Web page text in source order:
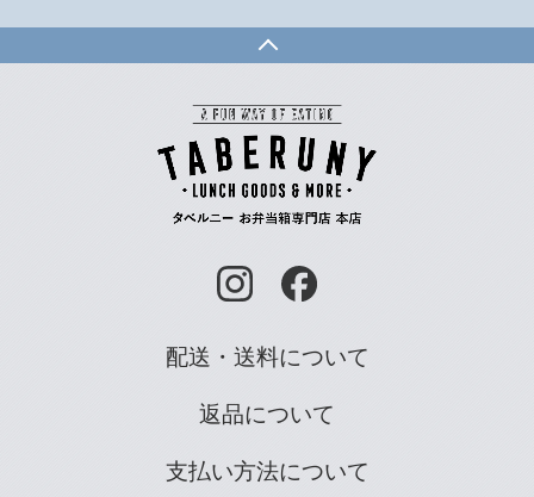
配送・送料について
返品について
支払い方法について